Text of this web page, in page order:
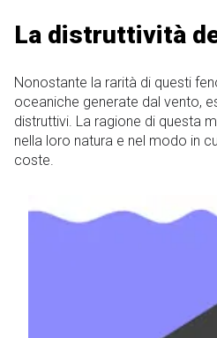
La distruttività
Nonostante la rarità di questi
oceaniche generate dal vento,
distruttivi. La ragione di questa
nella loro natura e nel modo in
coste.